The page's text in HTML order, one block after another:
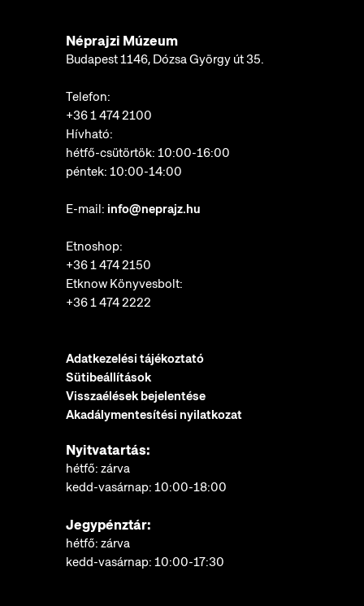
Néprajzi Múzeum
Budapest 1146, Dózsa György út 35.
Telefon:
+36 1 474 2100
Hívható:
hétfő-csütörtök: 10:00-16:00
péntek: 10:00-14:00
E-mail: info@neprajz.hu
Etnoshop:
+36 1 474 2150
Etknow Könyvesbolt:
+36 1 474 2222
Adatkezelési tájékoztató
Sütibeállítások
Visszaélések bejelentése
Akadálymentesítési nyilatkozat
Nyitvatartás:
hétfő: zárva
kedd-vasárnap: 10:00-18:00
Jegypénztár:
hétfő: zárva
kedd-vasárnap: 10:00-17:30